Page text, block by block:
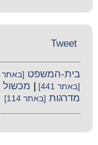
Tweet
בית-המשפט [באתר 281]
[באתר 441] | מכשול
מדרגות [באתר 114]